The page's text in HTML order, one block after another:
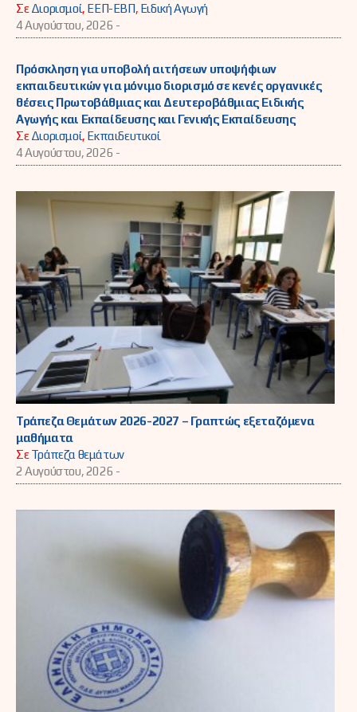
ΣεΔιορισμοί, ΕΕΠ-ΕΒΠ, Ειδική Αγωγή
4 Αυγούστου, 2026 -
Πρόσκληση για υποβολή αιτήσεων υποψήφιων
εκπαιδευτικών για μόνιμο διορισμό σε κενές οργανικές
θέσεις Πρωτοβάθμιας και Δευτεροβάθμιας Ειδικής
Αγωγής και Εκπαίδευσης και Γενικής Εκπαίδευσης
ΣεΔιορισμοί, Εκπαιδευτικοί
4 Αυγούστου, 2026 -
Τράπεζα Θεμάτων 2026-2027 – Γραπτώς εξεταζόμενα
μαθήματα
ΣεΤράπεζα θεμάτων
2 Αυγούστου, 2026 -